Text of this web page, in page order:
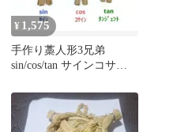
¥ 1,575
手作り藁人形3兄弟
sin/cos/tan サインコサイ